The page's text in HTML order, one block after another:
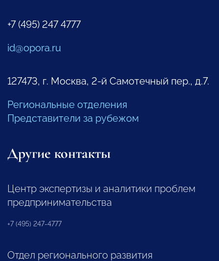
+7 (495) 247 4777
id@opora.ru
127473, г. Москва, 2-й Самотечный пер., д.7.
Региональные отделения
Представители за рубежом
Другие контакты
Центр экспертизы и аналитики проблем
предпринимательства
+7 (495) 247-4777
Отдел регионального развития